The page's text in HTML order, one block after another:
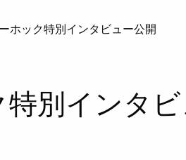
ホック特別インタビュー公開
別インタ